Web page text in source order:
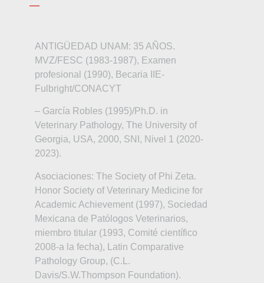
ANTIGÜEDAD UNAM: 35 AÑOS.
MVZ/FESC (1983-1987), Examen
profesional (1990), Becaria IIE-
Fulbright/CONACYT
– García Robles (1995)/Ph.D. in
Veterinary Pathology, The University of
Georgia, USA, 2000, SNI, Nivel 1 (2020-
2023).
Asociaciones: The Society of Phi Zeta.
Honor Society of Veterinary Medicine for
Academic Achievement (1997), Sociedad
Mexicana de Patólogos Veterinarios,
miembro titular (1993, Comité científico
2008-a la fecha), Latin Comparative
Pathology Group, (C.L.
Davis/S.W.Thompson Foundation).